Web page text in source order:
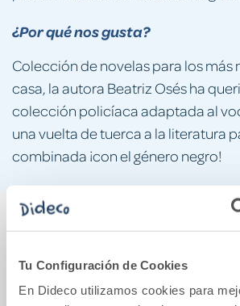
Tu Configuración de Cookies
En Dideco utilizamos cookies para
¿Por qué nos gusta?
Colección de novelas para los más
casa, la autora Beatriz Osés ha
colección policíaca adaptada al
una vuelta de tuerca a la literatura
combinada ¡con el género negro!
También podría